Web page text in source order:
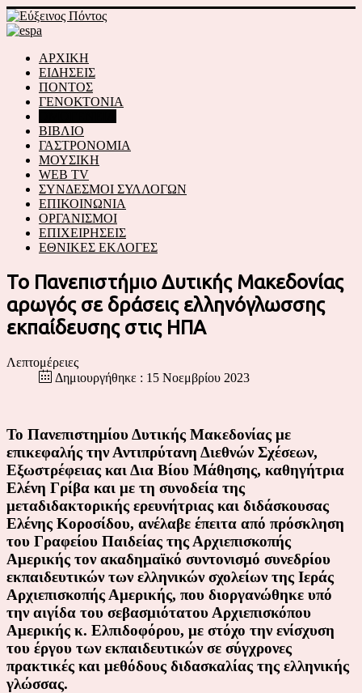
ΑΡΧΙΚΗ
ΕΙΔΗΣΕΙΣ
ΠΟΝΤΟΣ
ΓΕΝΟΚΤΟΝΙΑ
ΒΙΒΛΙΟ
ΓΑΣΤΡΟΝΟΜΙΑ
ΜΟΥΣΙΚΗ
WEB TV
ΣΥΝΔΕΣΜΟΙ ΣΥΛΛΟΓΩΝ
ΕΠΙΚΟΙΝΩΝΙΑ
ΟΡΓΑΝΙΣΜΟΙ
ΕΠΙΧΕΙΡΗΣΕΙΣ
ΕΘΝΙΚΕΣ ΕΚΛΟΓΕΣ
Το Πανεπιστήμιο Δυτικής Μακεδονίας
αρωγός σε δράσεις ελληνόγλωσσης
εκπαίδευσης στις ΗΠΑ
Λεπτομέρειες
Δημιουργήθηκε : 15 Νοεμβρίου 2023
Το Πανεπιστημίου Δυτικής Μακεδονίας με
επικεφαλής την Αντιπρύτανη Διεθνών Σχέσεων,
Εξωστρέφειας και Δια Βίου Μάθησης, καθηγήτρια
Ελένη Γρίβα και με τη συνοδεία της
μεταδιδακτορικής ερευνήτριας και διδάσκουσας
Ελένης Κοροσίδου, ανέλαβε έπειτα από πρόσκληση
του Γραφείου Παιδείας της Αρχιεπισκοπής
Αμερικής τον ακαδημαϊκό συντονισμό συνεδρίου
εκπαιδευτικών των ελληνικών σχολείων της Ιεράς
Αρχιεπισκοπής Αμερικής, που διοργανώθηκε υπό
την αιγίδα του σεβασμιότατου Αρχιεπισκόπου
Αμερικής κ. Ελπιδοφόρου, με στόχο την ενίσχυση
του έργου των εκπαιδευτικών σε σύγχρονες
πρακτικές και μεθόδους διδασκαλίας της ελληνικής
γλώσσας.